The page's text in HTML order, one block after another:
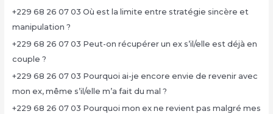
+229 68 26 07 03 Où est la limite entre stratégie sincère et
manipulation ?
+229 68 26 07 03 Peut-on récupérer un ex s’il/elle est déjà en
couple ?
+229 68 26 07 03 Pourquoi ai-je encore envie de revenir avec
mon ex, même s’il/elle m’a fait du mal ?
+229 68 26 07 03 Pourquoi mon ex ne revient pas malgré mes